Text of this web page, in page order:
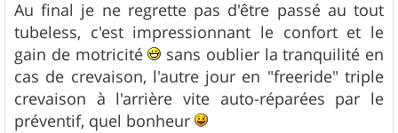
Au final je ne regrette pas d'être passé au tout
tubeless, c'est impressionnant le confort et le
gain de motricité
sans oublier la tranquilité en
cas de crevaison, l'autre jour en "freeride" triple
crevaison à l'arrière vite auto-réparées par le
préventif, quel bonheur